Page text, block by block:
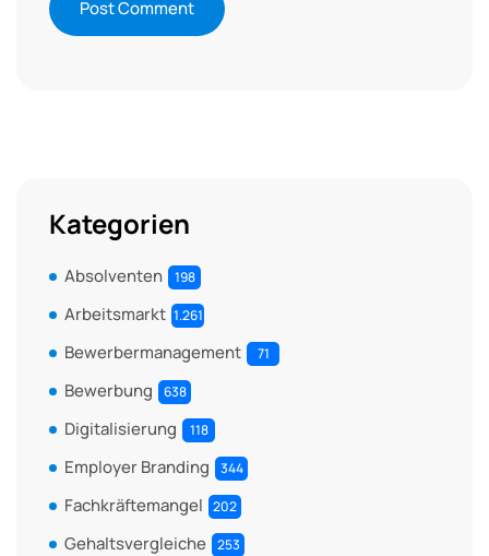
Kategorien
Absolventen 198
Arbeitsmarkt 1.261
Bewerbermanagement 71
Bewerbung 638
Digitalisierung 118
Employer Branding 344
Fachkräftemangel 202
Gehaltsvergleiche 253